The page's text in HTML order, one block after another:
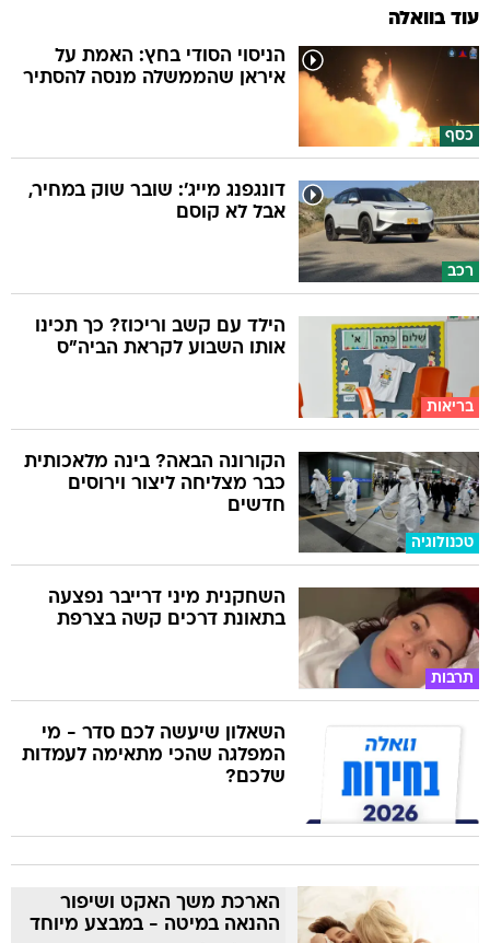
עוד בוואלה
כסף
הניסוי הסודי בחץ: האמת על
איראן שהממשלה מנסה להסתיר
רכב
דונגפנג מייג': שובר שוק במחיר,
אבל לא קוסם
בריאות
הילד עם קשב וריכוז? כך תכינו
אותו השבוע לקראת הביה"ס
טכנולוגיה
הקורונה הבאה? בינה מלאכותית
כבר מצליחה ליצור וירוסים
חדשים
תרבות
השחקנית מיני דרייבר נפצעה
בתאונת דרכים קשה בצרפת
השאלון שיעשה לכם סדר - מי
המפלגה שהכי מתאימה לעמדות
שלכם?
הארכת משך האקט ושיפור
ההנאה במיטה - במבצע מיוחד